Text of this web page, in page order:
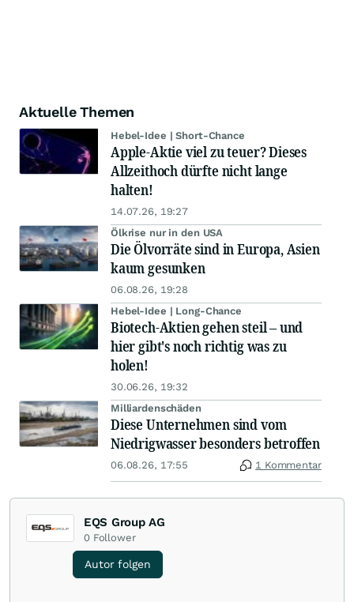
Aktuelle Themen
Hebel-Idee | Short-Chance
Apple-Aktie viel zu teuer? Dieses
Allzeithoch dürfte nicht lange
halten!
14.07.26, 19:27
Ölkrise nur in den USA
Die Ölvorräte sind in Europa, Asien
kaum gesunken
06.08.26, 19:28
Hebel-Idee | Long-Chance
Biotech-Aktien gehen steil – und
hier gibt's noch richtig was zu
holen!
30.06.26, 19:32
Milliardenschäden
Diese Unternehmen sind vom
Niedrigwasser besonders betroffen
06.08.26, 17:55 1 Kommentar
EQS Group AG
0 Follower
Autor folgen